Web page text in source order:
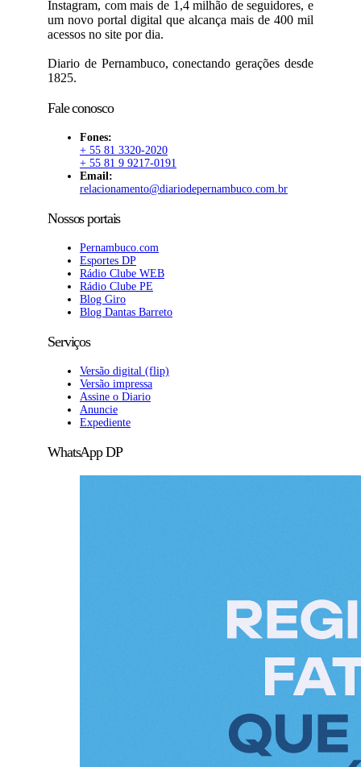
Instagram, com mais de 1,4 milhão de seguidores, e
um novo portal digital que alcança mais de 400 mil
acessos no site por dia.
Diario de Pernambuco, conectando gerações desde
1825.
Fale conosco
Fones:
+ 55 81 3320-2020
+ 55 81 9 9217-0191
Email:
relacionamento@diariodepernambuco.com.br
Nossos portais
Pernambuco.com
Esportes DP
Rádio Clube WEB
Rádio Clube PE
Blog Giro
Blog Dantas Barreto
Serviços
Versão digital (flip)
Versão impressa
Assine o Diario
Anuncie
Expediente
WhatsApp DP